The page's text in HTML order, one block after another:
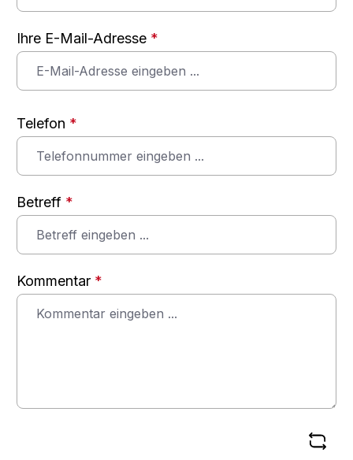
Ihre E-Mail-Adresse *
Telefon *
Betreff *
Kommentar *